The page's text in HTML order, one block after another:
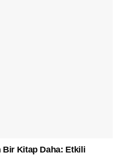
Bir Kitap Daha: Etkili